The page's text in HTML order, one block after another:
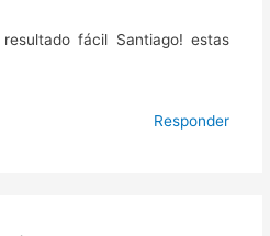
fácil Santiago! estas
Responder